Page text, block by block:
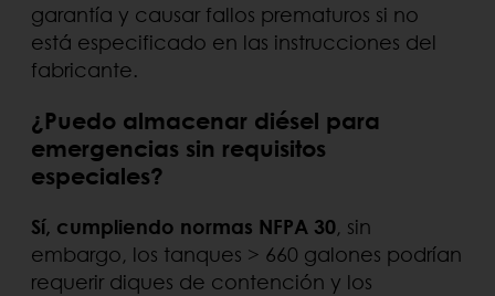
garantía y causar fallos prematuros si no
está especificado en las instrucciones del
fabricante.
¿Puedo almacenar diésel para
emergencias sin requisitos
especiales?
Sí, cumpliendo normas NFPA 30, sin
embargo, los tanques > 660 galones podrían
requerir diques de contención y los